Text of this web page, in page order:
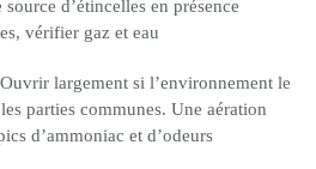
d’étincelles en présence
vérifier gaz et eau
largement si l’environnement le
parties communes. Une aération
d’ammoniac et d’odeurs